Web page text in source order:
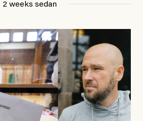
infiltratör”. Enligt ingressen
person vars ”bakgrund skapar
Problemet är att artikeln
i palestinarörelsen – och den
än den porträtterade personen
2 weeks sedan